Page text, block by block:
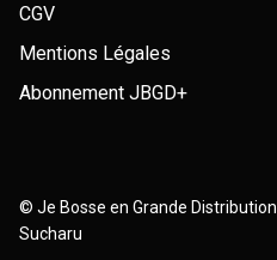
CGV
Mentions Légales
Abonnement JBGD+
© Je Bosse en Grande Distribution
Sucharu